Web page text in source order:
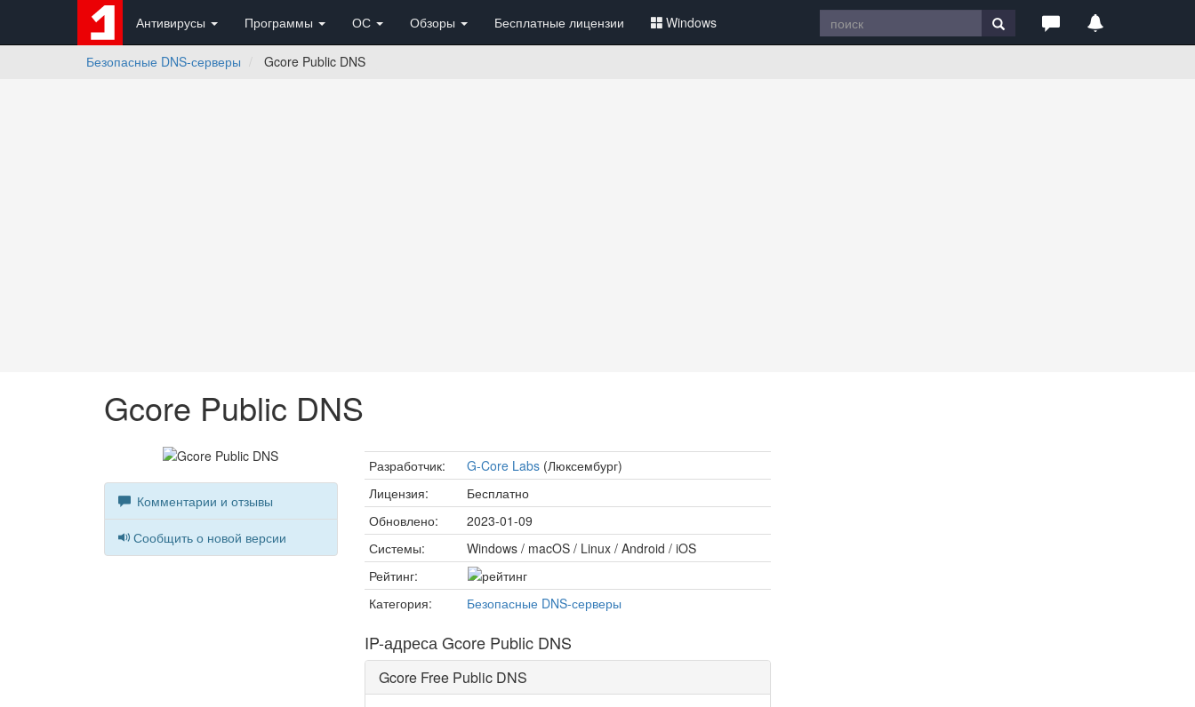
Антивирусы Программы ОС Обзоры Бесплатные лицензии Windows
Безопасные DNS-серверы Gcore Public DNS
Gcore Public DNS
Комментарии и отзывы
Сообщить о новой версии
Разработчик: G-Core Labs(Люксембург)
Лицензия:
Бесплатно
Обновлено:
2023-01-09
Системы:
Windows / macOS / Linux / Android / iOS
Рейтинг:
Категория:
Безопасные DNS-серверы
IP-адреса Gcore Public DNS
Gcore Free Public DNS